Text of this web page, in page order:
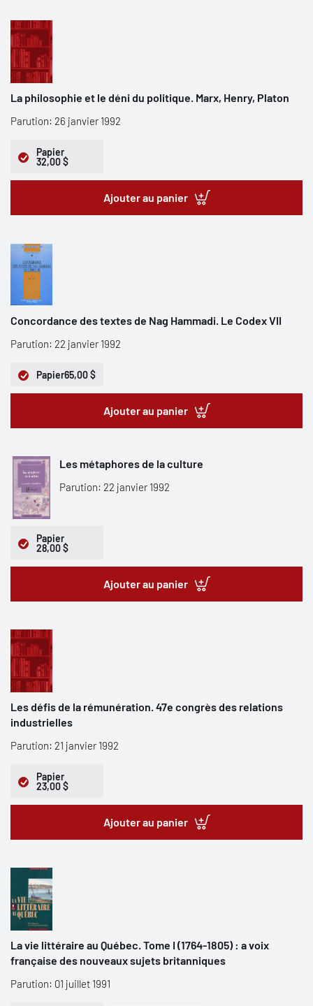
La philosophie et le déni du politique. Marx, Henry, Platon
Parution: 26 janvier 1992
Papier
32,00 $
Ajouter au panier
Concordance des textes de Nag Hammadi. Le Codex VII
Parution: 22 janvier 1992
Papier65,00 $
Ajouter au panier
Les métaphores de la culture
Parution: 22 janvier 1992
Papier
28,00 $
Ajouter au panier
Les défis de la rémunération. 47e congrès des relations
industrielles
Parution: 21 janvier 1992
Papier
23,00 $
Ajouter au panier
La vie littéraire au Québec. Tome I (1764-1805) : a voix
française des nouveaux sujets britanniques
Parution: 01 juillet 1991